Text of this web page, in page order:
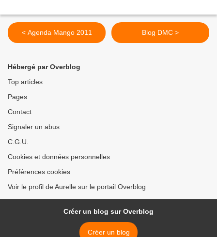
< Agenda Mango 2011 Blog DMC >
Hébergé par Overblog
Top articles
Pages
Contact
Signaler un abus
C.G.U.
Cookies et données personnelles
Préférences cookies
Voir le profil de Aurelle sur le portail Overblog
Créer un blog sur Overblog
Créer un blog